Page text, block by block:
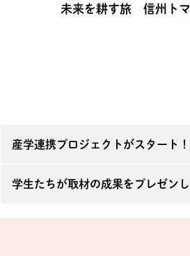
未来を耕す旅 信州ト
産学連携プロジェクトがスタート！
学生たちが取材の成果をプレゼン